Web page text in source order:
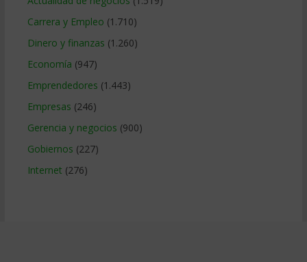
Carrera y Empleo (1.710)
Dinero y finanzas (1.260)
Economía (947)
Emprendedores (1.443)
Empresas (246)
Gerencia y negocios (900)
Gobiernos (227)
Internet (276)